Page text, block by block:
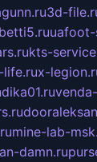
3d-
kts-
life.rux-
mine-lab-
damn.ru